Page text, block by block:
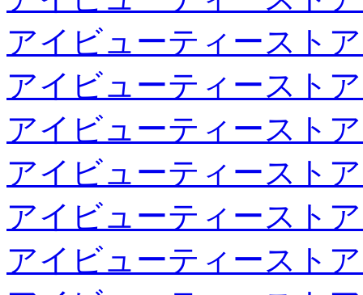
アイビューティースト
アイビューティースト
アイビューティースト
アイビューティースト
アイビューティースト
アイビューティースト